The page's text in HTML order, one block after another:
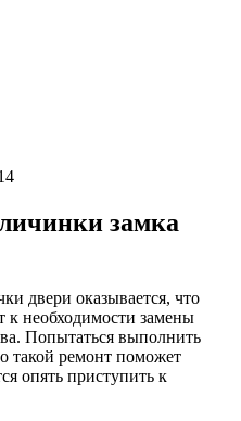
замка
двери оказывается, что
к необходимости замены
Попытаться выполнить
такой ремонт поможет
опять приступить к